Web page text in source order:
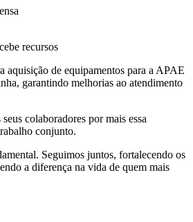
recursos
aquisição de equipamentos para a APAE
garantindo melhorias ao atendimento
colaboradores por mais essa
conjunto.
Seguimos juntos, fortalecendo os
a diferença na vida de quem mais